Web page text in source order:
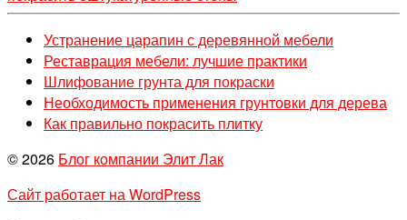
Устранение царапин с деревянной мебели
Реставрация мебели: лучшие практики
Шлифование грунта для покраски
Необходимость применения грунтовки для дерева
Как правильно покрасить плитку
© 2026 Блог компании Элит Лак
Сайт работает на WordPress